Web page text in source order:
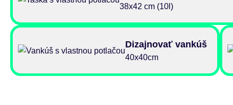
38x42 cm (10l)
Dizajnovať vankúš
40x40cm